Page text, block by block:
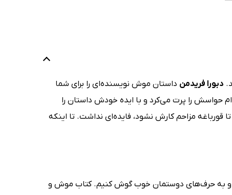
دبورا فریدمن داستان موش نویسنده‌ای را برای شما
حواسش را پرت می‌کرد و با ایده‌ خودش داستان را
مزاحم کارش نشود، فایده‌ای نداشت. تا اینکه
و به حرف‌های دوستمان خوب گوش کنیم. کتاب موش و